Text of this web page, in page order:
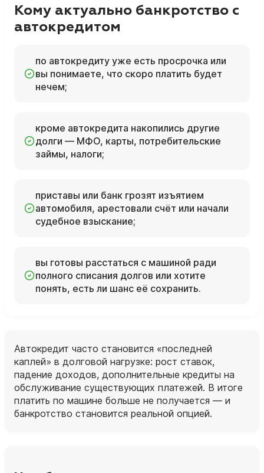
Кому актуально банкротство с
автокредитом
по автокредиту уже есть просрочка или
вы понимаете, что скоро платить будет
нечем;
кроме автокредита накопились другие
долги — МФО, карты, потребительские
займы, налоги;
приставы или банк грозят изъятием
автомобиля, арестовали счёт или начали
судебное взыскание;
вы готовы расстаться с машиной ради
полного списания долгов или хотите
понять, есть ли шанс её сохранить.
Автокредит часто становится «последней
каплей» в долговой нагрузке: рост ставок,
падение доходов, дополнительные кредиты на
обслуживание существующих платежей. В итоге
платить по машине больше не получается — и
банкротство становится реальной опцией.